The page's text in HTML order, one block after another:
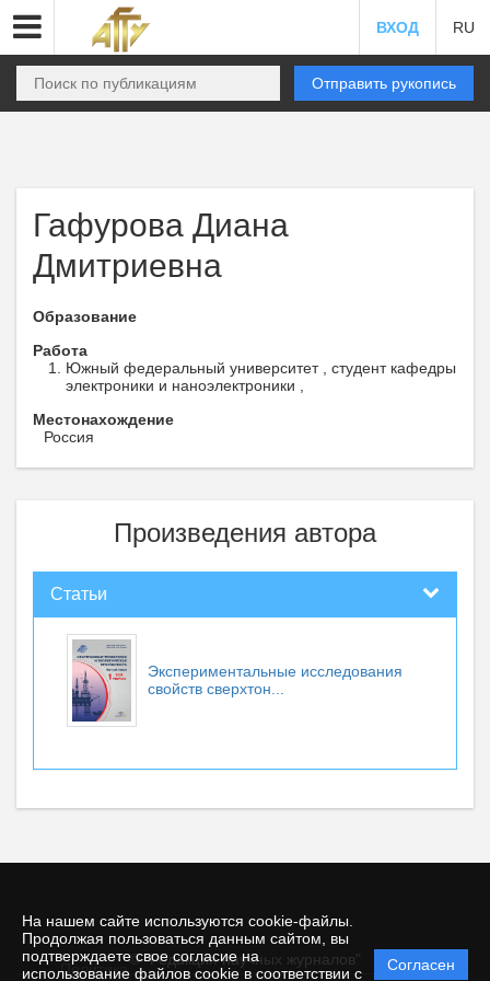
На нашем сайте используются cookie-файлы.
Продолжая пользоваться данным сайтом, вы
подтверждаете свое согласие на
использование файлов cookie в соответствии с
Согласен
ВХОД RU
Отправить рукопись
Гафурова Диана
Дмитриевна
Образование
Работа
Южный федеральный университет , студент кафедры
электроники и наноэлектроники ,
Местонахождение
Россия
Произведения автора
Статьи
Экспериментальные исследования
свойств сверхтон...
© "Редакция научных журналов"
Политика